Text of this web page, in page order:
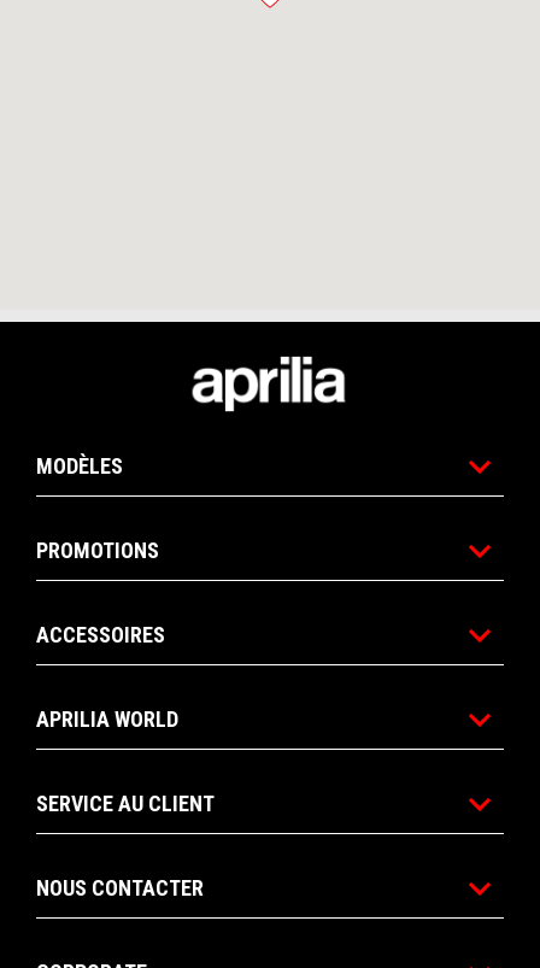
MODÈLES
PROMOTIONS
ACCESSOIRES
APRILIA WORLD
SERVICE AU CLIENT
NOUS CONTACTER